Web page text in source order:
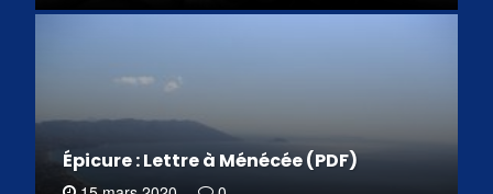
Épicure : Lettre à Ménécée (PDF)